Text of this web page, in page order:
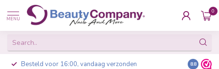
MENU
0
Besteld voor 16:00, vandaag verzonden 8.8